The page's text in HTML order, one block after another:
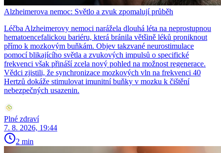
Alzheimerova nemoc: Světlo a zvuk zpomalují průběh
Léčba Alzheimerovy nemoci narážela dlouhá léta na neprostupnou
hematoencefalickou bariéru, která bránila většině léků proniknout
přímo k mozkovým buňkám. Objev takzvané neurostimulace
pomocí blikajícího světla a zvukových impulsů o specifické
frekvenci však přináší zcela nový pohled na možnost regenerace.
Vědci zjistili, že synchronizace mozkových vln na frekvenci 40
Hertzů dokáže stimulovat imunitní buňky v mozku k čištění
nebezpečných usazenin.
Plné zdraví
7. 8. 2026, 19:44
2 min